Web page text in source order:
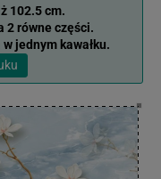
102.5 cm.
2 równe części.
jednym kawałku.